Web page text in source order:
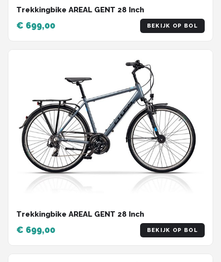
Trekkingbike AREAL GENT 28 Inch
€ 699,00 BEKIJK OP BOL
Trekkingbike AREAL GENT 28 Inch
€ 699,00 BEKIJK OP BOL